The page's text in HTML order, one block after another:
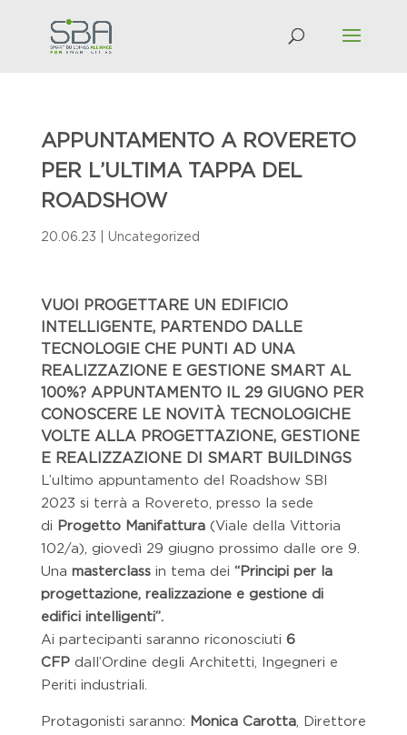
APPUNTAMENTO A ROVERETO
PER L’ULTIMA TAPPA DEL
ROADSHOW
20.06.23 Uncategorized
VUOI PROGETTARE UN EDIFICIO
INTELLIGENTE, PARTENDO DALLE
TECNOLOGIE CHE PUNTI AD UNA
REALIZZAZIONE E GESTIONE SMART AL
100%? APPUNTAMENTO IL 29 GIUGNO PER
CONOSCERE LE NOVITÀ TECNOLOGICHE
VOLTE ALLA PROGETTAZIONE, GESTIONE
E REALIZZAZIONE DI SMART BUILDINGS
L’ultimo appuntamento del Roadshow SBI
2023 si terrà a Rovereto, presso la sede
di Progetto Manifattura(Viale della Vittoria
102/a), giovedì 29 giugno prossimo dalle ore 9.
Una masterclass in tema dei “Principi per la
progettazione, realizzazione e gestione di
edifici intelligenti”.
Ai partecipanti saranno riconosciuti 6
CFPdall’Ordine degli Architetti, Ingegneri e
Periti industriali.
Protagonisti saranno: Monica Carotta, Direttore